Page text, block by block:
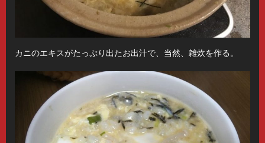
カニのエキスがたっぷり出たお出汁で、当然、雑炊を作る。